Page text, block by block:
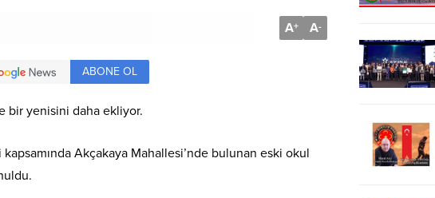
A+ A-
ABONE OL
bir yenisini daha ekliyor.
kapsamında Akçakaya Mahallesi’nde bulunan eski okul